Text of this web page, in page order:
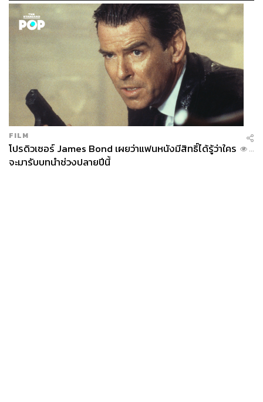
FILM
โปรดิวเซอร์ James Bond เผยว่าแฟนหนังมีสิทธิ์ได้รู้ว่าใคร
จะมารับบทนำช่วงปลายปีนี้
...